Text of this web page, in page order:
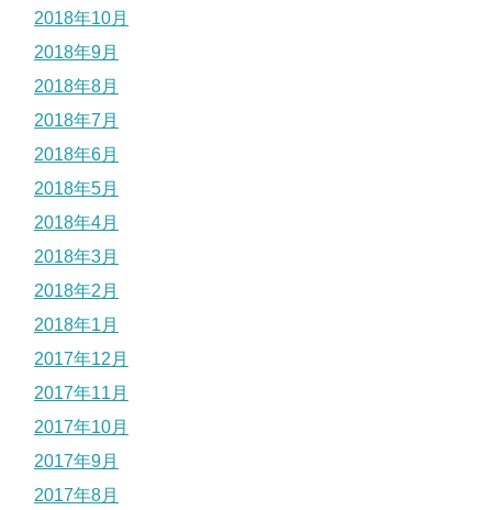
2018年10月
2018年9月
2018年8月
2018年7月
2018年6月
2018年5月
2018年4月
2018年3月
2018年2月
2018年1月
2017年12月
2017年11月
2017年10月
2017年9月
2017年8月